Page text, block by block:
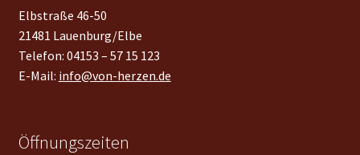
Elbstraße 46-50
21481 Lauenburg/Elbe
Telefon: 04153 – 57 15 123
E-Mail: info@von-herzen.de
Öffnungszeiten